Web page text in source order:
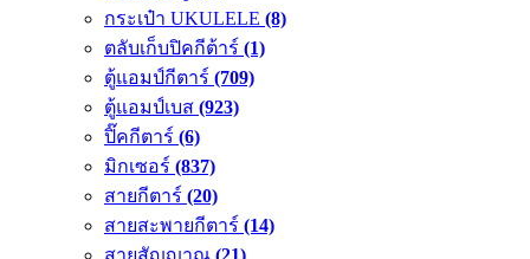
กระเป๋า UKULELE (8)
ตลับเก็บปิคกีต้าร์ (1)
ตู้แอมป์กีตาร์ (709)
ตู้แอมป์เบส (923)
ปิ๊คกีตาร์ (6)
มิกเซอร์ (837)
สายกีตาร์ (20)
สายสะพายกีตาร์ (14)
สายสัญญาณ (21)